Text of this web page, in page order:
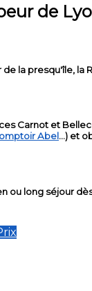
de
la presqu'île, la
Carnot et
Abel...) et
ou long séjour